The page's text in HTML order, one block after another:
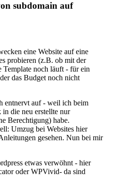
subdomain auf
eine Website auf eine
probieren (z.B. ob mit der
Template noch läuft - für ein
das Budget noch nicht
entnervt auf - weil ich beim
die neu erstellte nur
Berechtigung) habe.
Umzug bei Websites hier
gesehen. Nun bei mir
etwas verwöhnt - hier
oder WPVivid- da sind